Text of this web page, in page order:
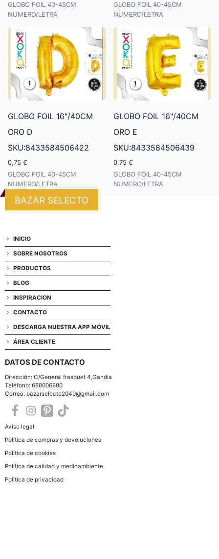
GLOBO FOIL 40-45CM
NUMERO/LETRA
GLOBO FOIL 40-45CM
NUMERO/LETRA
GLOBO FOIL 16"/40CM
ORO D
SKU:8433584506422
0,75 €
GLOBO FOIL 40-45CM
NUMERO/LETRA
GLOBO FOIL 16"/40CM
ORO E
SKU:8433584506439
0,75 €
GLOBO FOIL 40-45CM
NUMERO/LETRA
BAZAR SELECTO
INICIO
SOBRE NOSOTROS
PRODUCTOS
BLOG
INSPIRACION
CONTACTO
DESCARGA NUESTRA APP MÓVIL
ÁREA CLIENTE
DATOS DE CONTACTO
Dirección: C/General frasquet 4,Gandia
Teléfono: 688006880
Correo: bazarselecto2040@gmail.com
Aviso legal
Política de compras y devoluciones
Política de cookies
Política de calidad y medioambiente
Política de privacidad